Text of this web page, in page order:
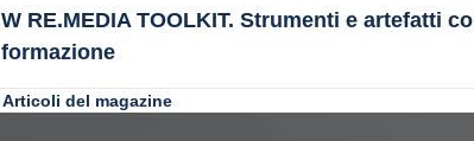
W RE.MEDIA TOOLKIT. Strumenti e artefatti
formazione
Articoli del magazine